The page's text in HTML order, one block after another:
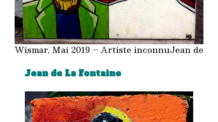
Wismar, Mai 2019 – Artiste inconnuJean de
Jean de La Fontaine